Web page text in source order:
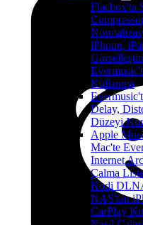
Flacbox'ta
iPhone,
Kullanma
Delay,
Düzeyi
Apple
Mac'te
Internet
Çalma
Kodi
NAS'tan
CarPlay